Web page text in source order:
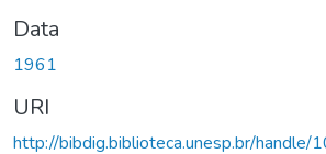
Data
1961
URI
http://bibdig.biblioteca.unesp.br/handle/